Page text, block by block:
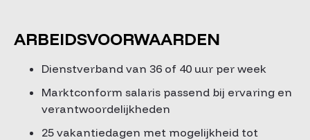
ARBEIDSVOORWAARDEN
Dienstverband van 36 of 40 uur per week
Marktconform salaris passend bij ervaring en
verantwoordelijkheden
25 vakantiedagen met mogelijkheid tot